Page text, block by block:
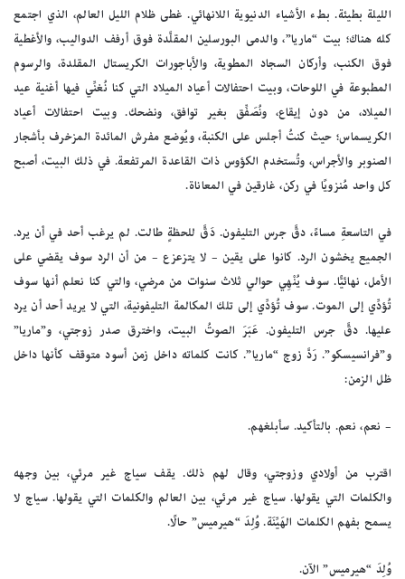
الليلة بطيئة. بطء الأشياء الدنيوية اللانهائي. غطى ظلام الليل العالم، الذي اجتمع
كله هناك؛ بيت “ماريا”، والدمى البورسلين المقلَّدة فوق أرفف الدواليب، والأغطية
فوق الكنب، وأركان السجاد المطوية، والأباجورات الكريستال المقلدة، والرسوم
المطبوعة في اللوحات، وبيت احتفالات أعياد الميلاد التي كنا نُغنِّي فيها أغنية عيد
الميلاد، من دون إيقاع، ونُصَفِّق بغير توافق، ونضحك. وبيت احتفالات أعياد
الكريسماس؛ حيث كنتُ أجلس على الكنبة، ويُوضع مفرش المائدة المزخرف بأشجار
الصنوبر والأجراس، وتُستخدم الكؤوس ذات القاعدة المرتفعة. في ذلك البيت، أصبح
كل واحد مُنزويًا في ركن، غارقين في المعاناة.
في التاسعةِ مساءً، دقَّ جرس التليفون. دَقَّ للحظةٍ طالت. لم يرغب أحد في أن يرد.
الجميع يخشون الرد. كانوا على يقين – لا يتزعزع – من أن الرد سوف يقضي على
الأمل، نهائيًّا. سوف يُنْهِي حوالي ثلاث سنوات من مرضي، والتي كنا نعلم أنها سوف
تُؤدِّي إلى الموت. سوف تُؤدِّي إلى تلك المكالمة التليفونية، التي لا يريد أحد أن يرد
عليها. دقَّ جرس التليفون. عَبَرَ الصوتُ البيت، واخترق صدر زوجتي، و”ماريا”
و”فرانسيسكو”. رَدَّ زوج “ماريا”. كانت كلماته داخل زمن أسود متوقف كأنها داخل
ظل الزمن:
– نعم، نعم. بالتأكيد. سأبلغهم.
اقترب من أولادي وزوجتي، وقال لهم ذلك. يقف سياج غير مرئي، بين وجهه
والكلمات التي يقولها. سياج غير مرئي، بين العالم والكلمات التي يقولها. سياج لا
يسمح بفهم الكلمات الهَيِّنَة. وُلِدَ “هيرميس” حالًا.
وُلِدَ “هيرميس” الآن.